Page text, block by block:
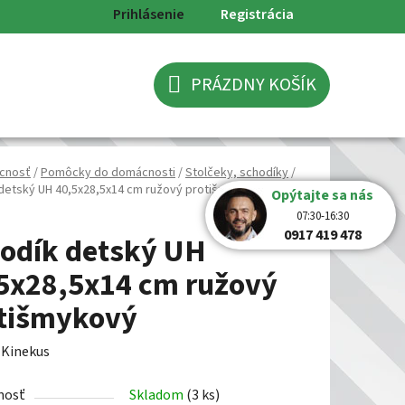
Prihlásenie Registrácia
NÁKUPNÝ
KOŠÍK
PRÁZDNY KOŠÍK
/Pomôcky do domácnosti/Stolčeky, schodíky/
UH 40,5x28,5x14 cm ružový protišmykový
detský UH
cm ružový
Kinekus
Skladom (3 ks)
Opýtajte sa nás
07:30-16:30
0917 419 478